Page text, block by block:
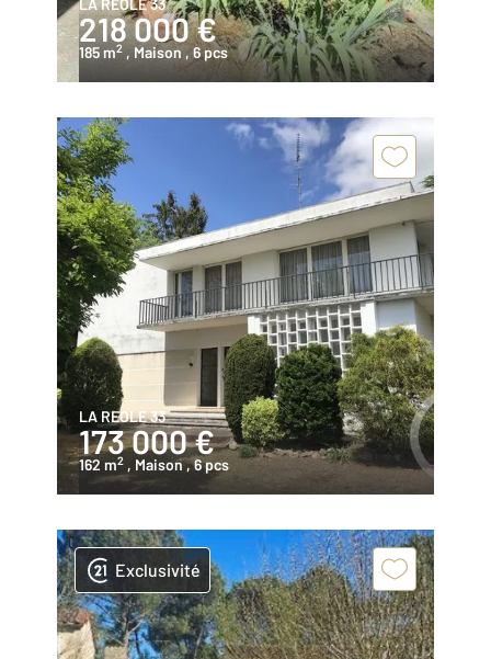
LA REOLE 33
218 000 €
185 m2 , Maison , 6 pcs
LA REOLE 33
173 000 €
162 m2 , Maison, 6 pcs
Exclusivité